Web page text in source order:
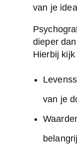
van je
dieper
Hierbij
van je